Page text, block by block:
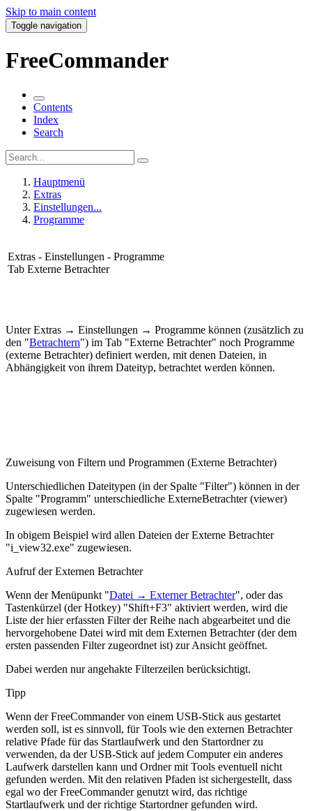
Skip to main content
Toggle navigation
FreeCommander
Contents
Index
Search
Hauptmenü
Extras
Einstellungen...
Programme
Extras - Einstellungen - Programme
Tab Externe Betrachter
Unter Extras → Einstellungen → Programme können (zusätzlich zu
den "Betrachtern") im Tab "Externe Betrachter" noch Programme
(externe Betrachter) definiert werden, mit denen Dateien, in
Abhängigkeit von ihrem Dateityp, betrachtet werden können.
Zuweisung von Filtern und Programmen (Externe Betrachter)
Unterschiedlichen Dateitypen (in der Spalte "Filter") können in der
Spalte "Programm" unterschiedliche ExterneBetrachter (viewer)
zugewiesen werden.
In obigem Beispiel wird allen Dateien der Externe Betrachter
"i_view32.exe" zugewiesen.
Aufruf der Externen Betrachter
Wenn der Menüpunkt "Datei → Externer Betrachter", oder das
Tastenkürzel (der Hotkey) "Shift+F3" aktiviert werden, wird die
Liste der hier erfassten Filter der Reihe nach abgearbeitet und die
hervorgehobene Datei wird mit dem Externen Betrachter (der dem
ersten passenden Filter zugeordnet ist) zur Ansicht geöffnet.
Dabei werden nur angehakte Filterzeilen berücksichtigt.
Tipp
Wenn der FreeCommander von einem USB-Stick aus gestartet
werden soll, ist es sinnvoll, für Tools wie den externen Betrachter
relative Pfade für das Startlaufwerk und den Startordner zu
verwenden, da der USB-Stick auf jedem Computer ein anderes
Laufwerk darstellen kann und Ordner mit Tools eventuell nicht
gefunden werden. Mit den relativen Pfaden ist sichergestellt, dass
egal wo der FreeCommander genutzt wird, das richtige
Startlaufwerk und der richtige Startordner gefunden wird.